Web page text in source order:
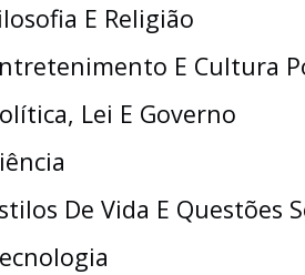
E Religião
E Cultura
Lei E Governo
De Vida E Questões